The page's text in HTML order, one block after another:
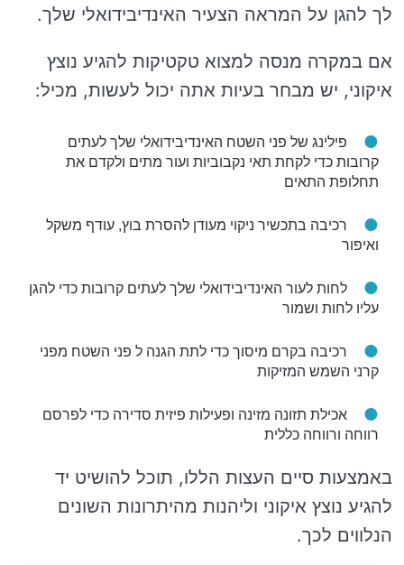
לך להגן על המראה הצעיר האינדיבידואלי שלך.
אם במקרה מנסה למצוא טקטיקות להגיע נוצץ
איקוני, יש מבחר בעיות אתה יכול לעשות, מכיל:
פילינג של פני השטח האינדיבידואלי שלך לעתים
קרובות כדי לקחת תאי נקבוביות ועור מתים ולקדם את
תחלופת התאים
רכיבה בתכשיר ניקוי מעודן להסרת בוץ, עודף משקל
ואיפור
לחות לעור האינדיבידואלי שלך לעתים קרובות כדי להגן
עליו לחות ושמור
רכיבה בקרם מיסוך כדי לתת הגנה ל פני השטח מפני
קרני השמש המזיקות
אכילת תזונה מזינה ופעילות פיזית סדירה כדי לפרסם
רווחה ורווחה כללית
באמצעות סיים העצות הללו, תוכל להושיט יד
להגיע נוצץ איקוני וליהנות מהיתרונות השונים
הנלווים לכך.